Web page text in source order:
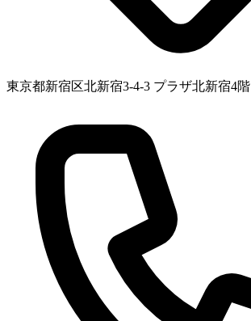
東京都新宿区北新宿3-4-3 プラザ北新宿4階